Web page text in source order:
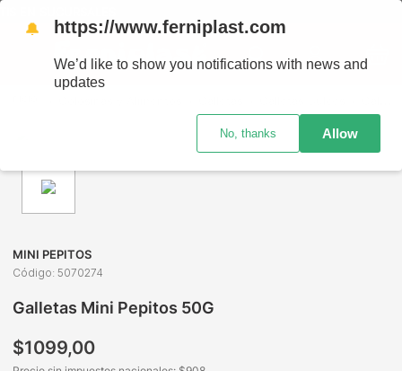
MINI PEPITOS
Código:5070274
Galletas Mini Pepitos 50G
$1099,00
🔔 https://www.ferniplast.com
We’d like to show you notifications with news and
updates
No, thanks Allow